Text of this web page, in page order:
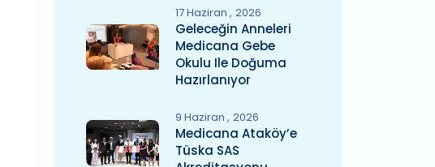
17 Haziran 2026
Geleceğin Anneleri
Medicana Gebe
Okulu Ile Doğuma
Hazırlanıyor
9 Haziran 2026
Medicana Ataköy’e
Tüska SAS